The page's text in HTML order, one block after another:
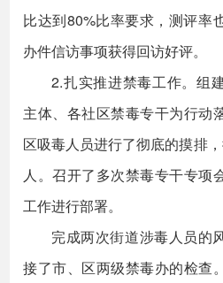
比达到80%比率要求，测评率
办件信访事项获得回访好评。
2.扎实推进禁毒工作。组
主体、各社区禁毒专干为行动
区吸毒人员进行了彻底的摸排
人。召开了多次禁毒专干专项
工作进行部署。
完成两次街道涉毒人员的
接了市、区两级禁毒办的检查